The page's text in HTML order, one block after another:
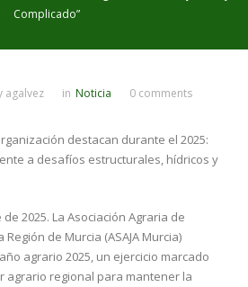
Complicado”
agalvez in Noticia 0 comments
destacan durante el 2025:
a desafíos estructurales, hídricos y
2025. La Asociación Agraria de
de Murcia (ASAJA Murcia)
agrario 2025, un ejercicio marcado
agrario regional para mantener la